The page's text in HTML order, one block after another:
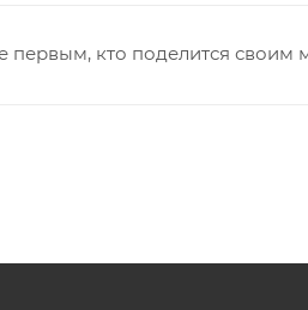
первым, кто поделится своим